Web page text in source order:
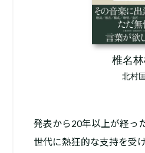
椎名
北村
発表から20年以上が経っ
世代に熱狂的な支持を受